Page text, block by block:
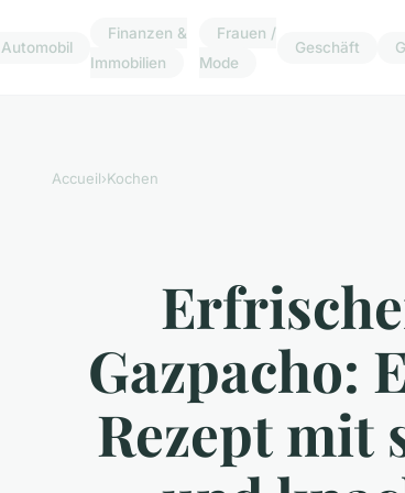
Automobil
Finanzen &
Immobilien
Frauen /
Mode
Geschäft
Accueil›Kochen
Gazpacho:
Rezept mit